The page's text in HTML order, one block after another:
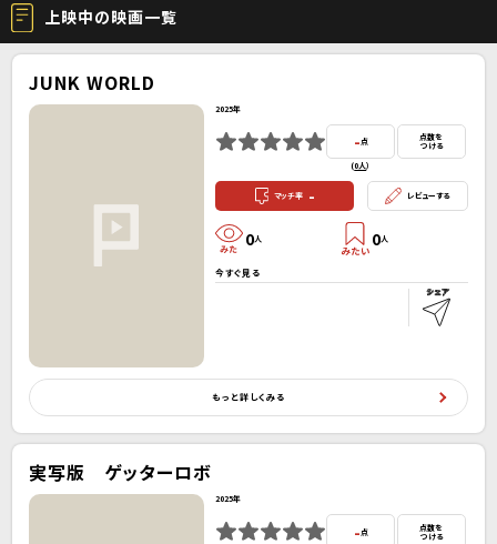
上映中の映画一覧
JUNK WORLD
2025年
-点
(0人）
点数を
つける
マッチ率 - レビューする
0人 0人
今すぐ見る
もっと詳しくみる
実写版 ゲッターロボ
2025年
- 点
点数を
つける